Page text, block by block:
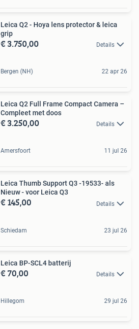
Leica Q2 - Hoya lens protector & leica
grip
€ 3.750,00 Details
Bergen (NH) 22 apr 26
Leica Q2 Full Frame Compact Camera –
Compleet met doos
€ 3.250,00 Details
Amersfoort 11 jul 26
Leica Thumb Support Q3 -19533- als
Nieuw - voor Leica Q3
€ 145,00 Details
Schiedam 23 jul 26
Leica BP-SCL4 batterij
€ 70,00 Details
Hillegom 29 jul 26